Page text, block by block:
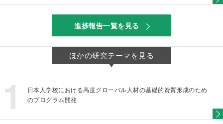
進捗報告一覧を見る
ほかの研究テーマを見る
日本人学校における高度グローバル人材の基礎的資質形成のため
のプログラム開発